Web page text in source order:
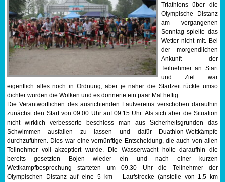
Triathlons über die
Olympische Distanz
am vergangenen
Sonntag spielte das
Wetter nicht mit. Bei
der morgendlichen
Ankunft der
Teilnehmer an Start
und Ziel war
eigentlich alles noch in Ordnung, aber je näher die Startzeit rückte umso
dichter wurden die Wolken und es donnerte ein paar Mal heftig.
Die Verantwortlichen des ausrichtenden Laufvereins verschoben daraufhin
zunächst den Start von 09.00 Uhr auf 09.15 Uhr. Als sich aber die Situation
nicht wirklich verbesserte beschloss man aus Sicherheitsgründen das
Schwimmen ausfallen zu lassen und dafür Duathlon-Wettkämpfe
durchzuführen. Dies war eine vernünftige Entscheidung, die auch von allen
Teilnehmer voll akzeptiert wurde. Die Wasserwacht holte daraufhin die
bereits gesetzten Bojen wieder ein und nach einer kurzen
Wettkampfbesprechung starteten um 09.30 Uhr die Teilnehmer der
Olympischen Distanz auf eine 5 km – Laufstrecke (anstelle von 1,5 km
Schwimmen
Orientierungslauf
Nachwuchsförderung
Sportabzeichen
Tempo & Gymnastik
SEPA Info
Bankverbindung